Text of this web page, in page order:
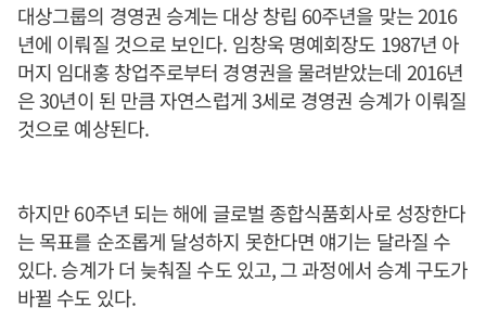
대상그룹의 경영권 승계는 대상 창립 60주년을 맞는 2016
년에 이뤄질 것으로 보인다. 임창욱 명예회장도 1987년 아
머지 임대홍 창업주로부터 경영권을 물려받았는데 2016년
은 30년이 된 만큼 자연스럽게 3세로 경영권 승계가 이뤄질
것으로 예상된다.
하지만 60주년 되는 해에 글로벌 종합식품회사로 성장한다
는 목표를 순조롭게 달성하지 못한다면 얘기는 달라질 수
있다. 승계가 더 늦춰질 수도 있고, 그 과정에서 승계 구도가
바뀔 수도 있다.